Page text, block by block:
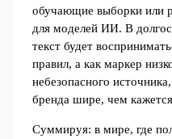
обучающие выборки или
для моделей ИИ. В
текст будет
правил, а как маркер
небезопасного
бренда шире, чем
Суммируя: в мире, где